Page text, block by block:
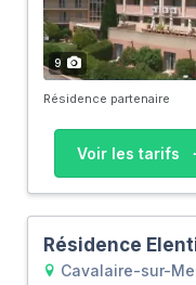
9
Résidence partenaire
Voir les tarifs
Résidence
Cavalaire-sur-